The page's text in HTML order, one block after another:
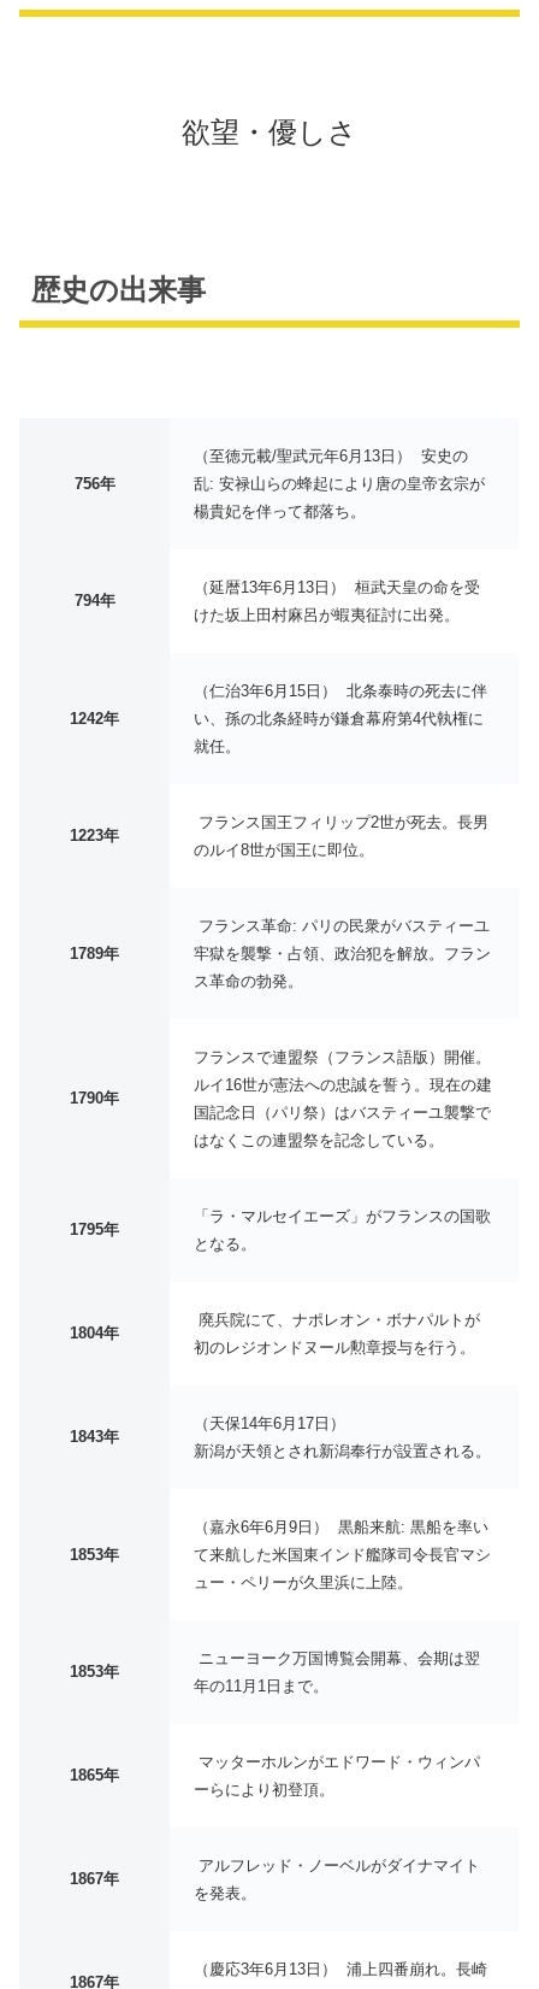
欲望・優しさ
歴史の出来事
756年
（至徳元載/聖武元年6月13日） 安史の
乱: 安禄山らの蜂起により唐の皇帝玄宗が
楊貴妃を伴って都落ち。
794年
（延暦13年6月13日） 桓武天皇の命を受
けた坂上田村麻呂が蝦夷征討に出発。
1242年
（仁治3年6月15日） 北条泰時の死去に伴
い、孫の北条経時が鎌倉幕府第4代執権に
就任。
1223年
フランス国王フィリップ2世が死去。長男
のルイ8世が国王に即位。
1789年
フランス革命: パリの民衆がバスティーユ
牢獄を襲撃・占領、政治犯を解放。フラン
ス革命の勃発。
1790年
フランスで連盟祭（フランス語版）開催。
ルイ16世が憲法への忠誠を誓う。現在の建
国記念日（パリ祭）はバスティーユ襲撃で
はなくこの連盟祭を記念している。
1795年
「ラ・マルセイエーズ」がフランスの国歌
となる。
1804年
廃兵院にて、ナポレオン・ボナパルトが
初のレジオンドヌール勲章授与を行う。
1843年
（天保14年6月17日）
新潟が天領とされ新潟奉行が設置される。
1853年
（嘉永6年6月9日） 黒船来航: 黒船を率い
て来航した米国東インド艦隊司令長官マシ
ュー・ペリーが久里浜に上陸。
1853年
ニューヨーク万国博覧会開幕、会期は翌
年の11月1日まで。
1865年
マッターホルンがエドワード・ウィンパ
ーらにより初登頂。
1867年
アルフレッド・ノーベルがダイナマイト
を発表。
1867年
（慶応3年6月13日） 浦上四番崩れ。長崎